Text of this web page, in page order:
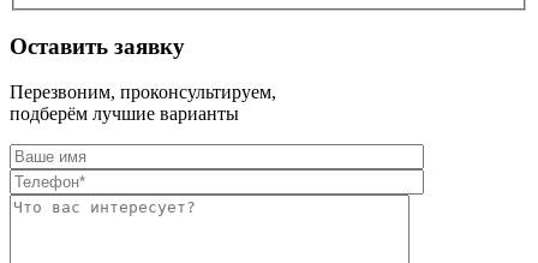
Оставить заявку
Перезвоним, проконсультируем,
подберём лучшие варианты